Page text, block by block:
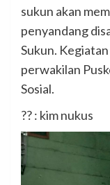
sukun akan
penyandang
Sukun.
perwakilan
Sosial.
?? : kim nukus